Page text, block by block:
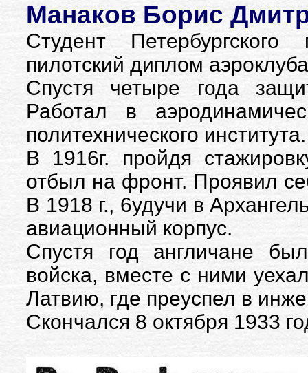
Манаков Борис
Студент
пилотский диплом
Спустя четыре года
Работал в
политехнического института.
В 1916г. пройдя
отбыл на фронт. Проявил
В 1918 г., 6удучи в
авиационный корпус.
Спустя год англичане
войска, вместе с ними
Латвию, где преуспел в
Скончался 8 октября 1933